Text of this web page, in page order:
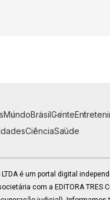
MundoBrasilGente
CiênciaSaúde
LTDA é um portal digital
com a EDITORA TRES